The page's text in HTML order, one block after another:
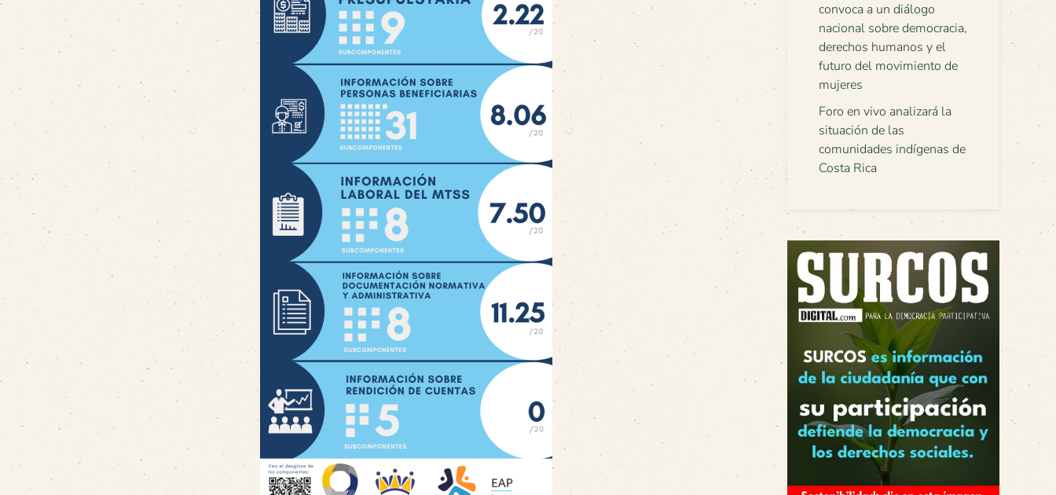
convoca a un diálogo
nacional sobre democracia,
derechos humanos y el
futuro del movimiento de
mujeres
Foro en vivo analizará la
situación de las
comunidades indígenas de
Costa Rica